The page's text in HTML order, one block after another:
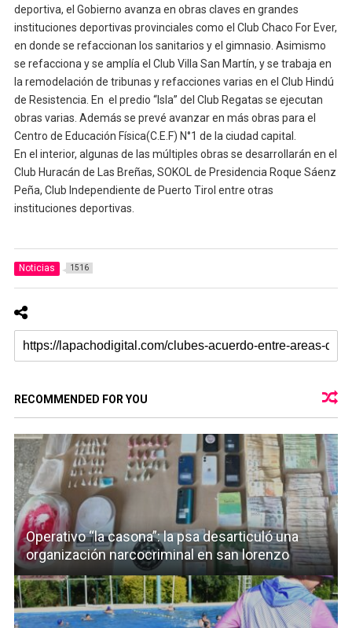
deportiva, el Gobierno avanza en obras claves en grandes
instituciones deportivas provinciales como el Club Chaco For Ever,
en donde se refaccionan los sanitarios y el gimnasio. Asimismo
se refacciona y se amplía el Club Villa San Martín, y se trabaja en
la remodelación de tribunas y refacciones varias en el Club Hindú
de Resistencia. En el predio “Isla” del Club Regatas se ejecutan
obras varias. Además se prevé avanzar en más obras para el
Centro de Educación Física(C.E.F) N°1 de la ciudad capital.
En el interior, algunas de las múltiples obras se desarrollarán en el
Club Huracán de Las Breñas, SOKOL de Presidencia Roque Sáenz
Peña, Club Independiente de Puerto Tirol entre otras
instituciones deportivas.
Noticias 1516
RECOMMENDED FOR YOU
Operativo “la casona”: la psa desarticuló una
organización narcocriminal en san lorenzo